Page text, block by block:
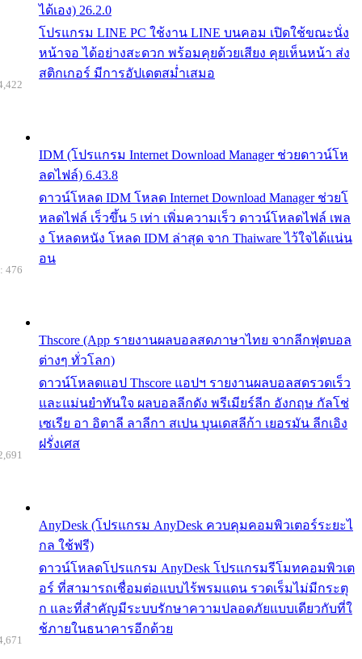
ได้เอง) 26.2.0
โปรแกรม LINE PC ใช้งาน LINE บนคอม เปิดใช้ขณะนั่ง
หน้าจอ ได้อย่างสะดวก พร้อมคุยด้วยเสียง คุยเห็นหน้า ส่ง
สติกเกอร์ มีการอัปเดตสม่ำเสมอ
IDM (โปรแกรม Internet Download Manager ช่วยดาวน์โห
ลดไฟล์) 6.43.8
ดาวน์โหลด IDM โหลด Internet Download Manager ช่วยโ
หลดไฟล์ เร็วขึ้น 5 เท่า เพิ่มความเร็ว ดาวน์โหลดไฟล์ เพล
ง โหลดหนัง โหลด IDM ล่าสุด จาก Thaiware ไว้ใจได้แน่น
อน
Thscore (App รายงานผลบอลสดภาษาไทย จากลีกฟุตบอล
ต่างๆ ทั่วโลก)
ดาวน์โหลดแอป Thscore แอปฯ รายงานผลบอลสดรวดเร็ว
และแม่นยำทันใจ ผลบอลลีกดัง พรีเมียร์ลีก อังกฤษ กัลโช่
เซเรีย อา อิตาลี ลาลีกา สเปน บุนเดสลีก้า เยอรมัน ลีกเอิง
ฝรั่งเศส
476
AnyDesk (โปรแกรม AnyDesk ควบคุมคอมพิวเตอร์ระยะไ
กล ใช้ฟรี)
ดาวน์โหลดโปรแกรม AnyDesk โปรแกรมรีโมทคอมพิวเต
อร์ ที่สามารถเชื่อมต่อแบบไร้พรมแดน รวดเร็มไม่มีกระตุ
ก และที่สำคัญมีระบบรักษาความปลอดภัยแบบเดียวกับที่ใ
ช้ภายในธนาคารอีกด้วย